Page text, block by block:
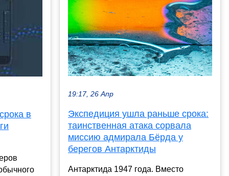
в
19:17, 26 Апр
Экспедиция ушла раньше срока:
таинственная атака сорвала
миссию адмирала Бёрда у
берегов Антарктиды
Антарктида 1947 года. Вместо